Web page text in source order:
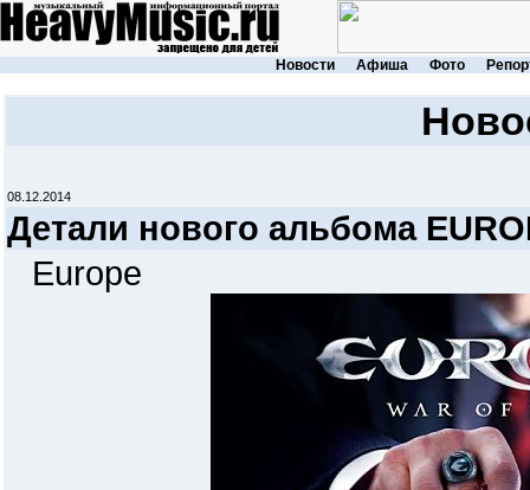
Новости Афиша Фото
08.12.2014
Детали нового альбома
Europe